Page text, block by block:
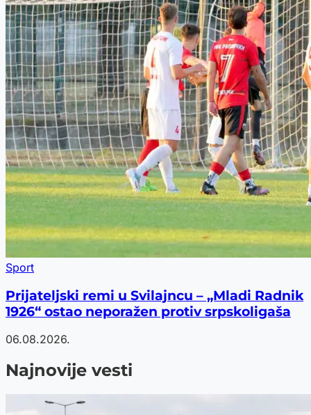
Sport
Prijateljski remi u Svilajncu – „Mladi Radnik
1926“ ostao neporažen protiv srpskoligaša
06.08.2026.
Najnovije vesti